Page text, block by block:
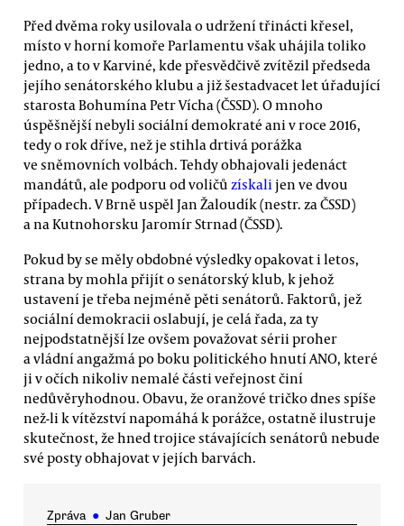
Před dvěma roky usilovala o udržení třinácti křesel,
místo v horní komoře Parlamentu však uhájila toliko
jedno, a to v Karviné, kde přesvědčivě zvítězil předseda
jejího senátorského klubu a již šestadvacet let úřadující
starosta Bohumína Petr Vícha (ČSSD). O mnoho
úspěšnější nebyli sociální demokraté ani v roce 2016,
tedy o rok dříve, než je stihla drtivá porážka
ve sněmovních volbách. Tehdy obhajovali jedenáct
mandátů, ale podporu od voličů získali jen ve dvou
případech. V Brně uspěl Jan Žaloudík (nestr. za ČSSD)
a na Kutnohorsku Jaromír Strnad (ČSSD).
Pokud by se měly obdobné výsledky opakovat i letos,
strana by mohla přijít o senátorský klub, k jehož
ustavení je třeba nejméně pěti senátorů. Faktorů, jež
sociální demokracii oslabují, je celá řada, za ty
nejpodstatnější lze ovšem považovat sérii proher
a vládní angažmá po boku politického hnutí ANO, které
ji v očích nikoliv nemalé části veřejnost činí
nedůvěryhodnou. Obavu, že oranžové tričko dnes spíše
než-li k vítězství napomáhá k porážce, ostatně ilustruje
skutečnost, že hned trojice stávajících senátorů nebude
své posty obhajovat v jejích barvách.
Zpráva ● Jan Gruber